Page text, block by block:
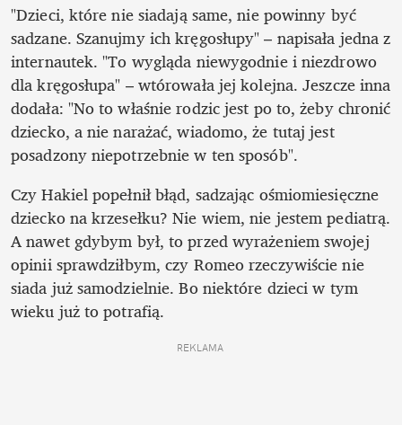
"Dzieci, które nie siadają same, nie powinny być
sadzane. Szanujmy ich kręgosłupy" – napisała jedna z
internautek. "To wygląda niewygodnie i niezdrowo
dla kręgosłupa" – wtórowała jej kolejna. Jeszcze inna
dodała: "No to właśnie rodzic jest po to, żeby chronić
dziecko, a nie narażać, wiadomo, że tutaj jest
posadzony niepotrzebnie w ten sposób".
Czy Hakiel popełnił błąd, sadzając ośmiomiesięczne
dziecko na krzesełku? Nie wiem, nie jestem pediatrą.
A nawet gdybym był, to przed wyrażeniem swojej
opinii sprawdziłbym, czy Romeo rzeczywiście nie
siada już samodzielnie. Bo niektóre dzieci w tym
wieku już to potrafią.
REKLAMA